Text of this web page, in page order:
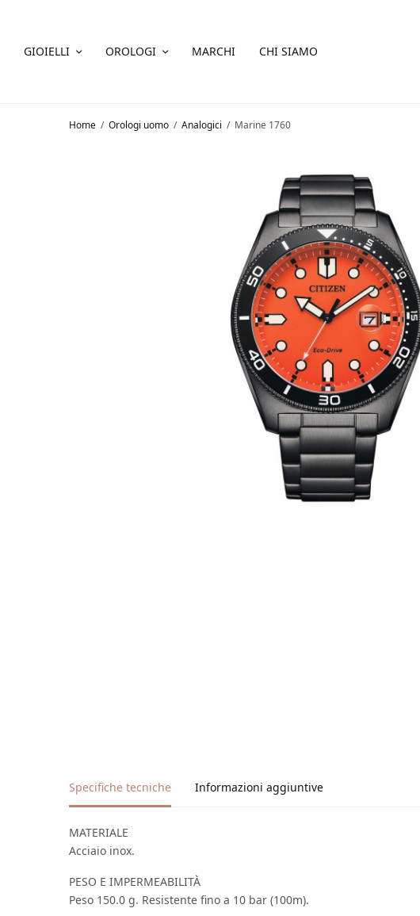
GIOIELLI OROLOGI MARCHI CHI SIAMO
Home / Orologi uomo / Analogici / Marine 1760
Specifiche tecniche Informazioni aggiuntive
MATERIALE
Acciaio inox.
PESO E IMPERMEABILITÀ
Peso 150.0 g. Resistente fino a 10 bar (100m).